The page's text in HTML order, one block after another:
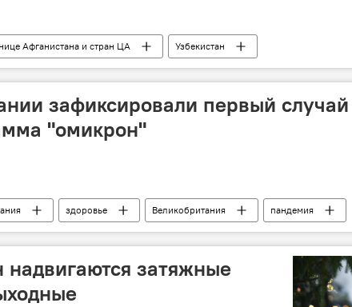
Афганистана и стран ЦА
Узбекистан
Афганистан ИГИЛ таджики узбеки
зафиксировали первый случай
"омикрон"
здоровье Великобритания
пандемия
надвигаются затяжные